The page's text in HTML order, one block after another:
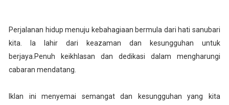
Perjalanan hidup menuju kebahagiaan bermula dari hati sanubari
kita. Ia lahir dari keazaman dan kesungguhan untuk
berjaya.Penuh keikhlasan dan dedikasi dalam mengharungi
cabaran mendatang.
Iklan ini menyemai semangat dan kesungguhan yang kita